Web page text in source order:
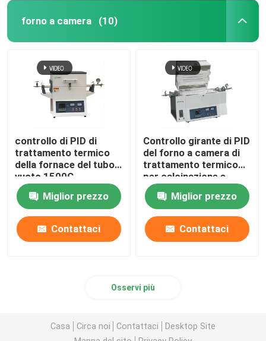
forno a camera (10)
controllo di PID di
trattamento termico
della fornace del tubo a
vuoto 1500C
Miglior prezzo
Contattaci
Controllo girante di PID
del forno a camera di
trattamento termico
per calcinazione e
l'essiccazione del
laboratorioMiglior prezzo
Contattaci
Osservi più
Casa Circa noi Contattaci
Desktop Site